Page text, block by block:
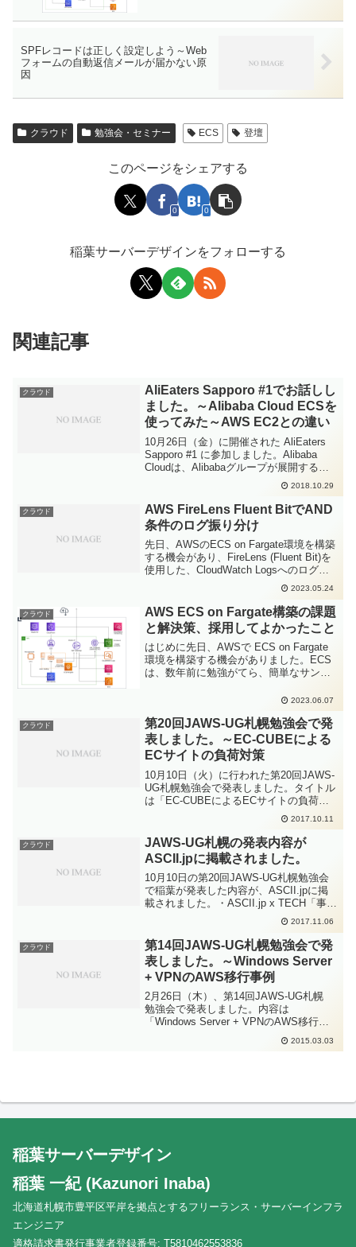
SPFレコードは正しく設定しよう～Web
フォームの自動返信メールが届かない原
因
クラウド 勉強会・セミナー ECS 登壇
このページをシェアする
0 0
稲葉サーバーデザインをフォローする
関連記事
クラウド
AliEaters Sapporo #1でお話しし
ました。～Alibaba Cloud ECSを
使ってみた～AWS EC2との違い
10月26日（金）に開催された AliEaters
Sapporo #1 に参加しました。Alibaba
Cloudは、Alibabaグループが展開するク
ラウドサーバーサービス(IaaS)です。日本
では、SBクラウド社がサービスを提供し
てい...
2018.10.29
クラウド
AWS FireLens Fluent BitでAND
条件のログ振り分け
先日、AWSのECS on Fargate環境を構築
する機会があり、FireLens (Fluent Bit)を
使用した、CloudWatch Logsへのログ書
き出し設定を行いました。その際に少し
とまどったことをここにまとめます。
※ECS...
2023.05.24
クラウド
AWS ECS on Fargate構築の課題
と解決策、採用してよかったこと
はじめに先日、AWSで ECS on Fargate
環境を構築する機会がありました。ECS
は、数年前に勉強がてら、簡単なサンプ
とをやってみただけで、お客様の本番環
境として構築するのは初めてでした。稼
働する...
2023.06.07
クラウド
第20回JAWS-UG札幌勉強会で発
表しました。～EC-CUBEによる
ECサイトの負荷対策
10月10日（火）に行われた第20回JAWS-
UG札幌勉強会で発表しました。タイトル
は「EC-CUBEによるECサイトの負荷対
策」で、資料はこちらです。 EC-CUBE
によるECサイトの負荷対策 from
Kazunori Inaba アク...
2017.10.11
クラウド
JAWS-UG札幌の発表内容が
ASCII.jpに掲載されました。
10月10日の第20回JAWS-UG札幌勉強会
で稲葉が発表した内容が、ASCII.jpに掲
載されました。・ASCII.jp x TECH「事例
からAWSのアップデートまで詰め込んだ
JAWS-UG札幌」ライターさんがいらして
いたのは全然知らな...
2017.11.06
クラウド
第14回JAWS-UG札幌勉強会で発
表しました。～Windows Server
+ VPNのAWS移行事例
2月26日（木）、第14回JAWS-UG札幌
勉強会で発表しました。内容は
「Windows Server + VPNのAWS移行事
例」で資料はこちらです。 Windows
Server + VPNのAWS移行事例 from
2015.03.03
稲葉サーバーデザイン
稲葉 一紀 (Kazunori Inaba)
北海道札幌市豊平区平岸を拠点とするフリーランス・サーバーインフラ
エンジニア
適格請求書発行事業者登録番号: T5810462553836